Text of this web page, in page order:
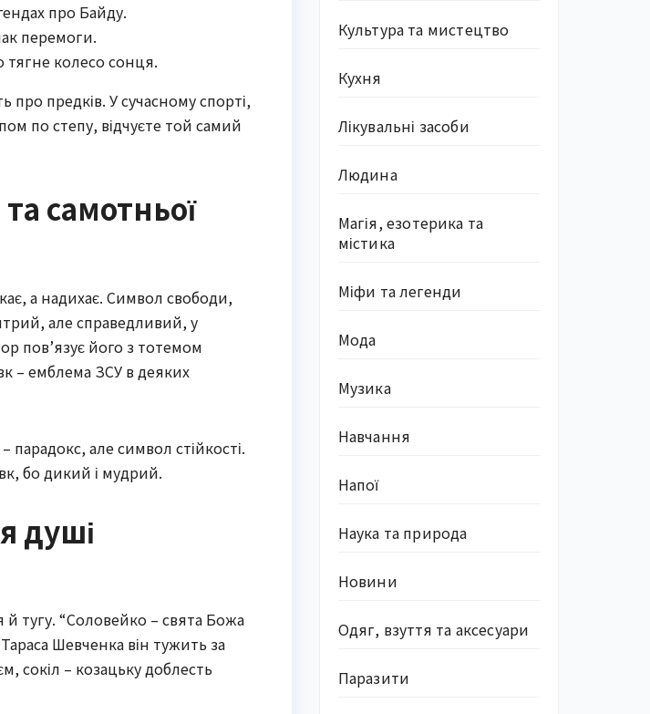
про Байду.
перемоги.
тягне колесо сонця.
предків. У сучасному спорті,
по степу, відчуєте той самий
самотньої
а надихає. Символ свободи,
але справедливий, у
пов’язує його з тотемом
– емблема ЗСУ в деяких
парадокс, але символ стійкості.
бо дикий і мудрий.
душі
тугу. “Соловейко – свята Божа
Шевченка він тужить за
сокіл – козацьку доблесть
Культура та мистецтво
Кухня
Лікувальні засоби
Людина
Магія, езотерика та
містика
Міфи та легенди
Мода
Музика
Навчання
Напої
Наука та природа
Новини
Одяг, взуття та аксесуари
Паразити